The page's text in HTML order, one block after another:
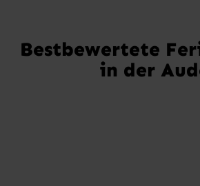
Bestbewertete
in der